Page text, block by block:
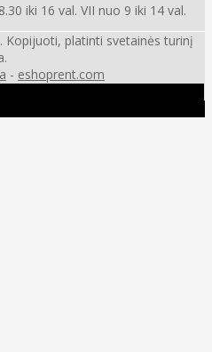
iki 16 val. VII nuo 9 iki 14 val.
platinti svetainės turinį
- eshoprent.com